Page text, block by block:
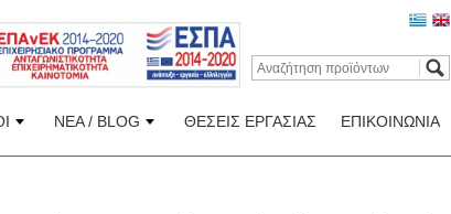
ΝΕΑ / BLOG ΘΕΣΕΙΣ ΕΡΓΑΣΙΑΣ ΕΠΙΚΟΙΝΩΝΙΑ